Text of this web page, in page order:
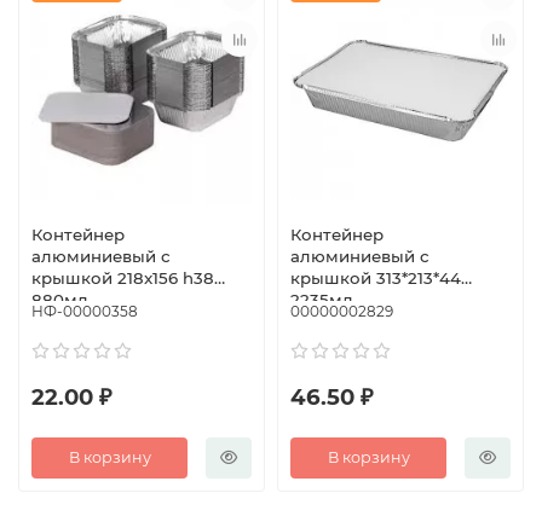
Контейнер
алюминиевый с
крышкой 218x156 h38
880мл
НФ-00000358
22.00 ₽
В корзину
Контейнер
алюминиевый с
крышкой 313*213*44
2235мл
00000002829
46.50 ₽
В корзину